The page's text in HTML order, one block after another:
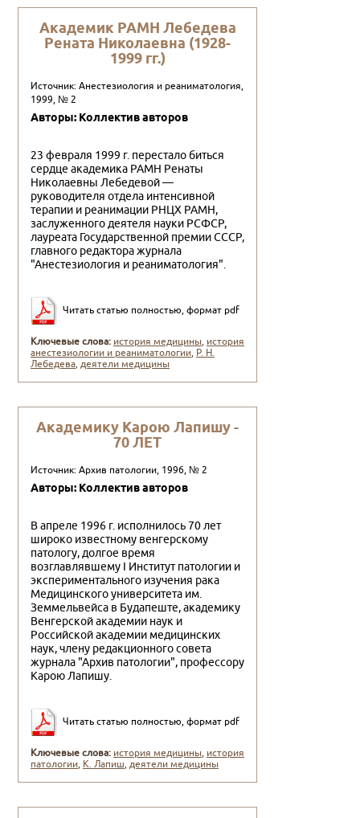
Академик РАМН Лебедева
Рената Николаевна (1928-
1999 гг.)
Источник: Анестезиология и реаниматология,
1999, № 2
Авторы: Коллектив авторов
23 февраля 1999 г. перестало биться
сердце академика РАМН Ренаты
Николаевны Лебедевой —
руководителя отдела интенсивной
терапии и реанимации РНЦХ РАМН,
заслужен­ного деятеля науки РСФСР,
лауреата Государственной премии СССР,
главного редактора журнала
"Анестезиология и реани­матология".
Читать статью полностью, формат pdf
Ключевые слова: история медицины, история
анестезиологии и реаниматологии, Р. Н.
Лебедева,деятели медицины
Академику Карою Лапишу -
70 ЛЕТ
Источник: Архив патологии, 1996, № 2
Авторы: Коллектив авторов
В апреле 1996 г. исполнилось 70 лет
широко известному венгерскому
патологу, долгое время
возглавлявшему I Инсти­тут патологии и
экспериментального изучения рака
Меди­цинского университета им.
Земмельвейса в Будапеште, ака­демику
Венгерской академии наук и
Российской академии медицинских
наук, члену редакционного совета
журнала "Ар­хив патологии", профессору
Карою Лапишу.
Читать статью полностью, формат pdf
Ключевые слова: история медицины, история
патологии, К. Лапиш,деятели медицины